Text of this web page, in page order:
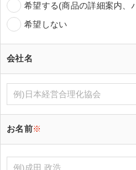
希望する(商品の詳細案内、
希望しない
会社名
お名前※